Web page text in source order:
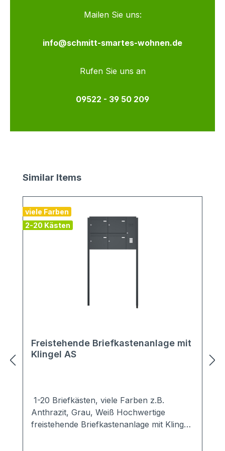
Mailen Sie uns:
info@schmitt-smartes-wohnen.de
Rufen Sie uns an
09522 - 39 50 209
Produktgalerie überspringen
Similar Items
viele Farben
2-20 Kästen
Freistehende Briefkastenanlage mit
Klingel AS
1-20 Briefkästen, viele Farben z.B.
Anthrazit, Grau, Weiß Hochwertige
freistehende Briefkastenanlage mit Klingel